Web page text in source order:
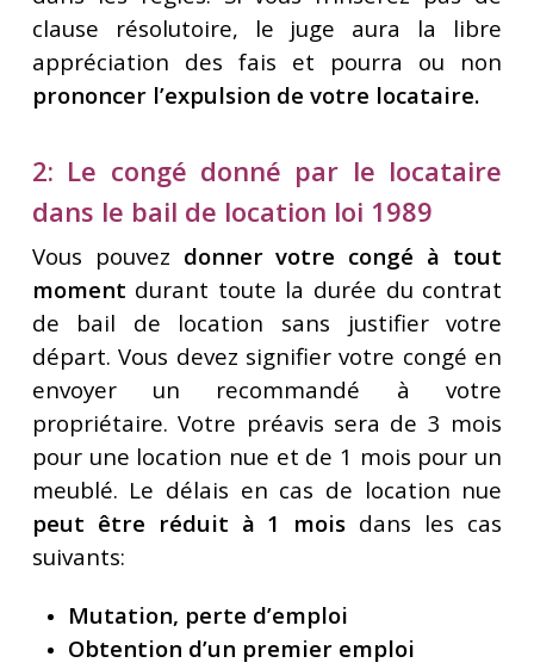
clause résolutoire, le juge aura la libre
appréciation des fais et pourra ou non
prononcer l’expulsion de votre locataire.
2: Le congé donné par le locataire
dans le bail de location loi 1989
Vous pouvez donner votre congé à tout
moment durant toute la durée du contrat
de bail de location sans justifier votre
départ. Vous devez signifier votre congé en
envoyer un recommandé à votre
propriétaire. Votre préavis sera de 3 mois
pour une location nue et de 1 mois pour un
meublé. Le délais en cas de location nue
peut être réduit à 1 mois dans les cas
suivants:
Mutation, perte d’emploi
Obtention d’un premier emploi